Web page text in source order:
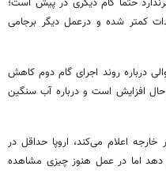
حتما گام دیگری در پیش است؛
کمتر شده و درعمل دیگر برجامی
درباره روند اجرای گام دوم کاهش
حال افزایش است و درباره آب سنگین
اعلام می‌کند، اروپا حداقل در
دهد اما در عمل هنوز چیزی مشاهده